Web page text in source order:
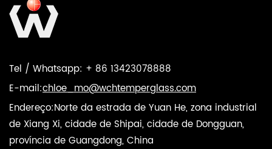
Tel / Whatsapp: + 86 13423078888
E-mail:chloe_mo@wchtemperglass.com
Endereço:Norte da estrada de Yuan He, zona industrial
de Xiang Xi, cidade de Shipai, cidade de Dongguan,
província de Guangdong, China